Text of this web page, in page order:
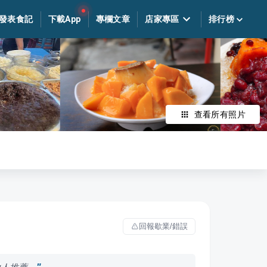
表食記 下載App 專欄文章 店家專區 排行榜
查看所有照片
回報歇業/錯誤